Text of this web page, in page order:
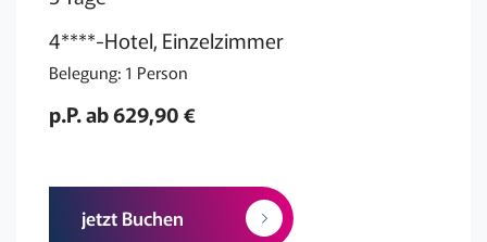
4****-Hotel, Einzelzimmer
Belegung: 1 Person
p.P. ab 629,90 €
jetzt Buchen